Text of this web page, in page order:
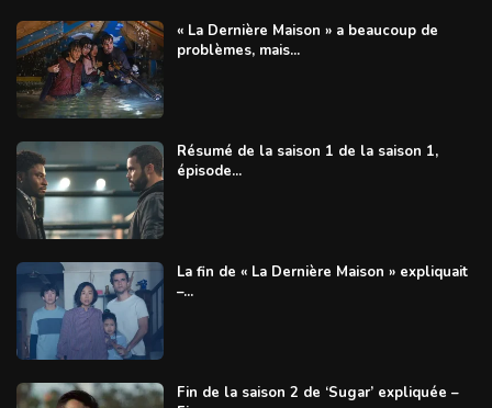
« La Dernière Maison » a beaucoup de
problèmes, mais...
Résumé de la saison 1 de la saison 1,
épisode...
La fin de « La Dernière Maison » expliquait
–...
Fin de la saison 2 de ‘Sugar’ expliquée –